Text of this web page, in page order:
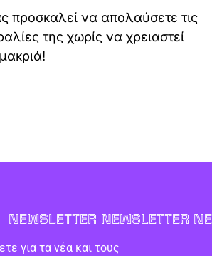
προσκαλεί να απολαύσετε τις
της χωρίς να χρειαστεί
NEWSLETTER NEWSLETTER
για τα νέα και τους